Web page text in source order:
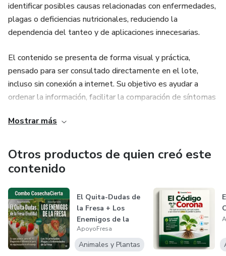
identificar posibles causas relacionadas con enfermedades,
plagas o deficiencias nutricionales, reduciendo la
dependencia del tanteo y de aplicaciones innecesarias.
El contenido se presenta de forma visual y práctica,
pensado para ser consultado directamente en el lote,
incluso sin conexión a internet. Su objetivo es ayudar a
ordenar la información, facilitar la comparación de síntomas
emite diagnósticos definitivos, sino que funciona como un
apoyo complementario para mejorar la comprensión del
problema y evitar errores comunes en el manejo del
cultivo. Al utilizarla de manera responsable, el productor
puede ganar mayor claridad, ahorrar tiempo y tomar
decisiones con mayor criterio en cada etapa del ciclo
productivo.
Mostrar más
Otros productos de quien creó este
contenido
El Quita-Dudas de
la Fresa + Los
Enemigos de la
Fresa
ApoyoFresa
Animales y Plantas